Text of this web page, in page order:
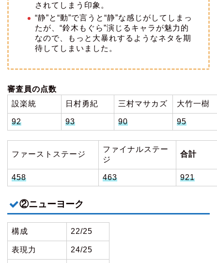
されてしまう印象。
“静”と“動”で言うと“静”な感じがしてしまっ
たが、“鈴木もぐら”演じるキャラが魅力的
なので、もっと大暴れするようなネタを期
待してしまいました。
審査員の点数
設楽統
日村勇紀 三村マサカズ 大竹一樹
92 93 90 95
ファーストステージ
ファイナルステー
ジ
合計
458 463 921
②ニューヨーク
構成 22/25
表現力 24/25